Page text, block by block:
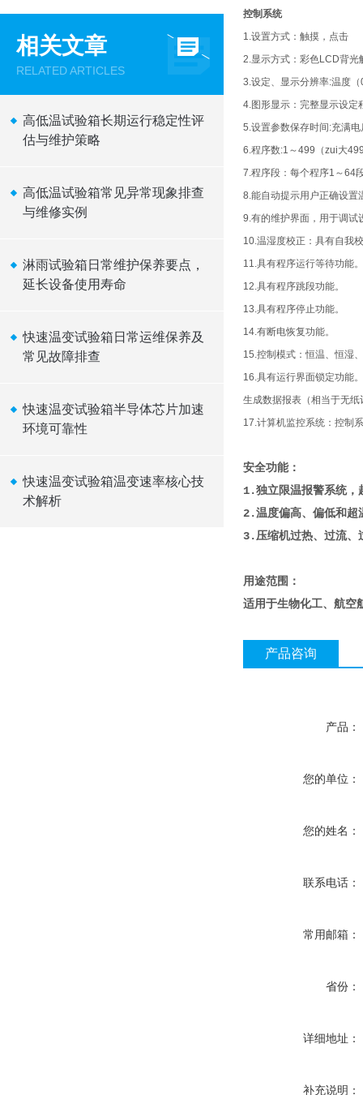
相关文章
RELATED ARTICLES
高低温试验箱长期运行稳定性评
估与维护策略
高低温试验箱常见异常现象排查
与维修实例
淋雨试验箱日常维护保养要点，
延长设备使用寿命
快速温变试验箱日常运维保养及
常见故障排查
快速温变试验箱半导体芯片加速
环境可靠性
快速温变试验箱温变速率核心技
术解析
控制系统
1.设置方式：触摸，点击
2.显示方式：彩色LCD背光
3.设定、显示分辨率:温度
4.图形显示：完整显示设定
5.设置参数保存时间:充满
6.程序数:1～499（zui大
7.程序段：每个程序1～64
8.能自动提示用户正确设置
9.有的维护界面，用于调试
10.温湿度校正：具有自我
11.具有程序运行等待功能。
12.具有程序跳段功能。
13.具有程序停止功能。
14.有断电恢复功能。
15.控制模式：恒温、恒湿
16.具有运行界面锁定功能
生成数据报表（相当于无
17.计算机监控系统：控制
安全功能：
1.独立限温报警系统，
2.温度偏高、偏低和超
3.压缩机过热、过流、
用途范围：
适用于生物化工、航空
产品咨询
产品：
您的单位：
您的姓名：
联系电话：
常用邮箱：
省份：
详细地址：
补充说明：